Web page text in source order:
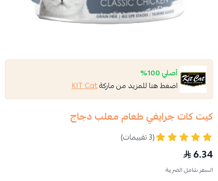
أصلي 100%
اضغط هنا للمزيد من ماركةKIT Cat
كيت كات جرايفي طعام معلب دجاج
(3 تقييمات)
6.34
السعر شامل الضريبة